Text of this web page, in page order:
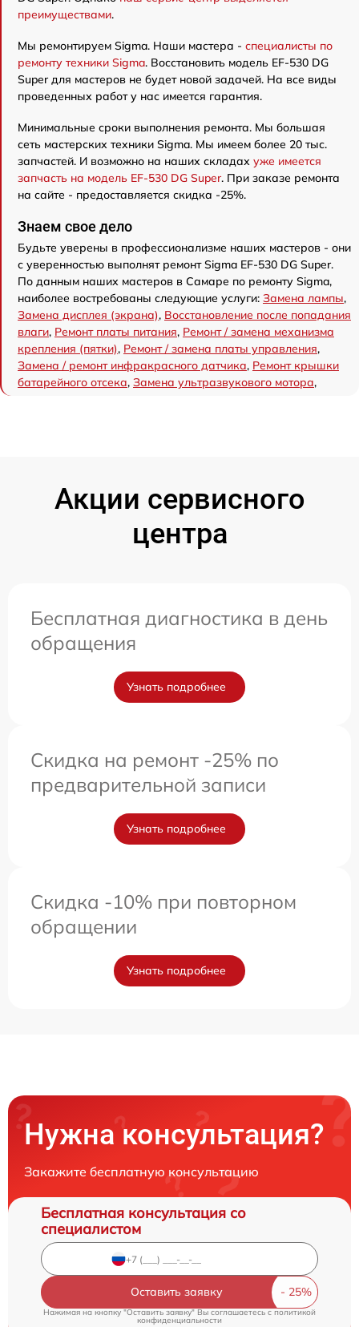
преимуществами.
Мы ремонтируем Sigma. Наши мастера - специалисты по
ремонту техники Sigma. Восстановить модель EF-530 DG
Super для мастеров не будет новой задачей. На все виды
проведенных работ у нас имеется гарантия.
Минимальные сроки выполнения ремонта. Мы большая
сеть мастерских техники Sigma. Мы имеем более 20 тыс.
запчастей. И возможно на наших складах уже имеется
запчасть на модель EF-530 DG Super. При заказе ремонта
на сайте - предоставляется скидка -25%.
Знаем свое дело
Будьте уверены в профессионализме наших мастеров - они
с уверенностью выполнят ремонт Sigma EF-530 DG Super.
По данным наших мастеров в Самаре по ремонту Sigma,
наиболее востребованы следующие услуги: Замена лампы,
Замена дисплея (экрана), Восстановление после попадания
влаги, Ремонт платы питания, Ремонт / замена механизма
крепления (пятки), Ремонт / замена платы управления,
Замена / ремонт инфракрасного датчика, Ремонт крышки
батарейного отсека, Замена ультразвукового мотора,
Акции сервисного
центра
Бесплатная диагностика в день
обращения
Узнать подробнее
Скидка на ремонт -25% по
предварительной записи
Узнать подробнее
Скидка -10% при повторном
обращении
Узнать подробнее
Нужна консультация?
Закажите бесплатную консультацию
Бесплатная консультация со
специалистом
Оставить заявку
Нажимая на кнопку "Оставить заявку" Вы соглашаетесь c политикой
конфиденциальности